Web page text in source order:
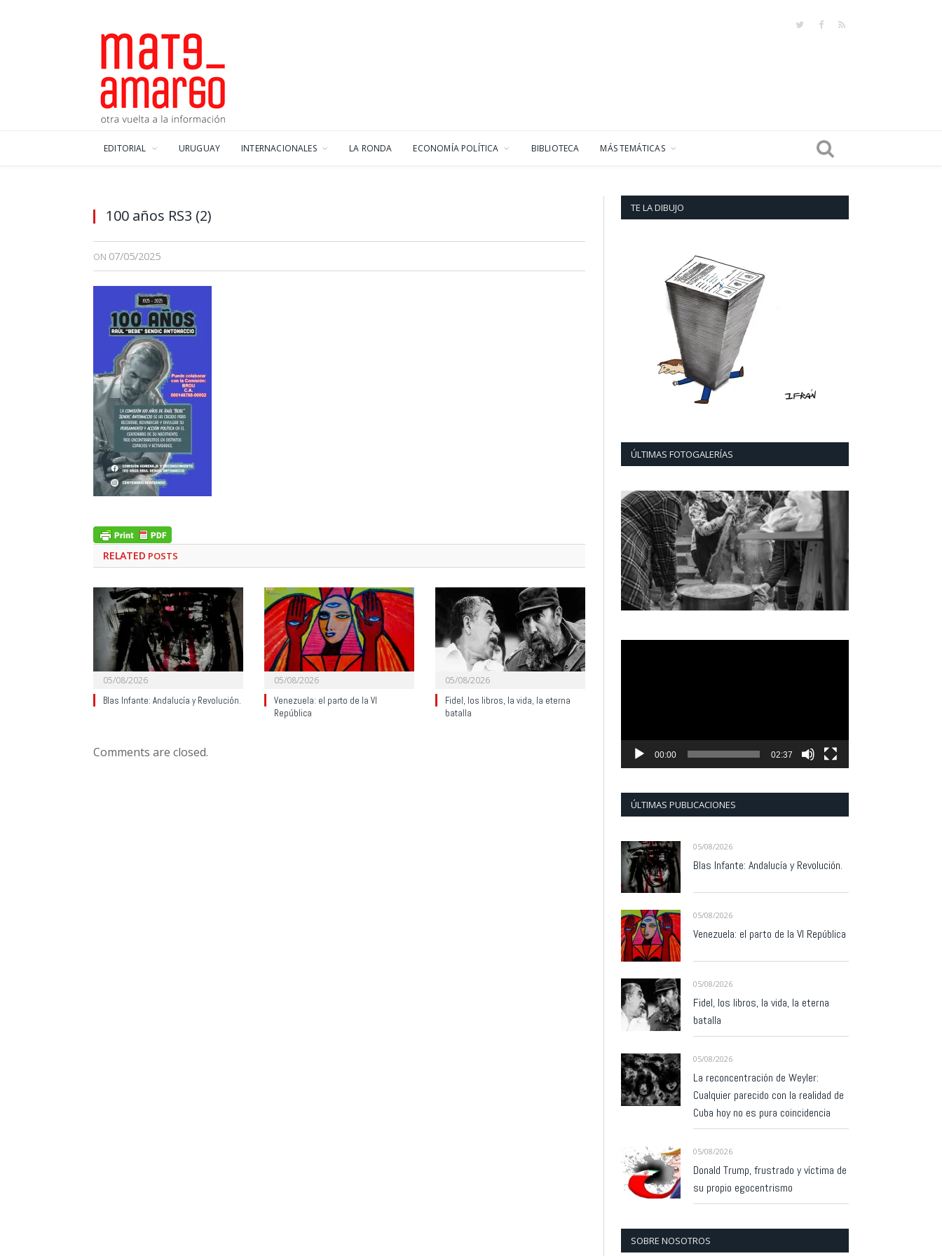
TwitterFacebook
RSS
EDITORIAL URUGUAY INTERNACIONALES LA RONDA ECONOMÍA POLÍTICA BIBLIOTECA MÁS TEMÁTICAS
100 años RS3 (2)
ON 07/05/2025
RELATED POSTS
05/08/2026
Blas Infante: Andalucía y Revolución.
05/08/2026
Venezuela: el parto de la VI
República
05/08/2026
Fidel, los libros, la vida, la eterna
batalla
Comments are closed.
TE LA DIBUJO
ÚLTIMAS FOTOGALERÍAS
00:00 02:37
ÚLTIMAS PUBLICACIONES
05/08/2026
Blas Infante: Andalucía y Revolución.
05/08/2026
Venezuela: el parto de la VI República
05/08/2026
Fidel, los libros, la vida, la eterna
batalla
05/08/2026
La reconcentración de Weyler:
Cualquier parecido con la realidad de
Cuba hoy no es pura coincidencia
05/08/2026
Donald Trump, frustrado y víctima de
su propio egocentrismo
SOBRE NOSOTROS